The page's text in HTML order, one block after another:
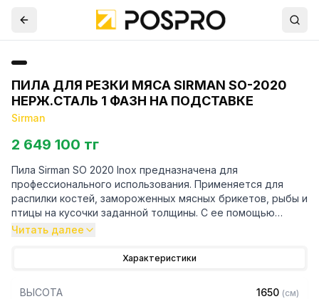
ПИЛА ДЛЯ РЕЗКИ МЯСА SIRMAN SO-2020
НЕРЖ.СТАЛЬ 1 ФАЗН НА ПОДСТАВКЕ
Sirman
2 649 100 тг
Пила Sirman SO 2020 Inox предназначена для
профессионального использования. Применяется для
распилки костей, замороженных мясных брикетов, рыбы и
птицы на кусочки заданной толщины. С ее помощью
осуществляется нарезка мясных и рыбных
Ленточная пила устанавливается в мясных или
Читать далее
Характеристики
ВЫСОТА 1650 (см)